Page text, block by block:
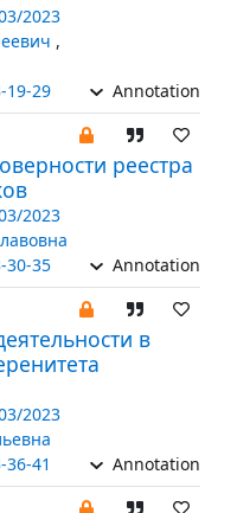
2023
,
19-29 Annotation
реестра
2023
30-35 Annotation
в
2023
41 Annotation